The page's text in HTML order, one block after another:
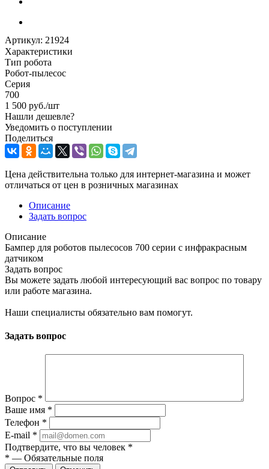
Артикул: 21924
Характеристики
Тип робота
Робот-пылесос
Серия
700
1 500 руб./шт
Нашли дешевле?
Уведомить о поступлении
Поделиться
Цена действительна только для интернет-магазина и может
отличаться от цен в розничных магазинах
Описание
Задать вопрос
Описание
Бампер для роботов пылесосов 700 серии с инфракрасным
датчиком
Задать вопрос
Вы можете задать любой интересующий вас вопрос по товару
или работе магазина.
Наши специалисты обязательно вам помогут.
Задать вопрос
Вопрос *
Ваше имя *
Телефон *
E-mail *
Подтвердите, что вы человек *
* — Обязательные поля